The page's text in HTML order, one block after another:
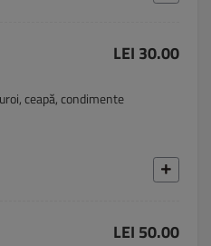
LEI 30.00
ceapă, condimente
LEI 50.00